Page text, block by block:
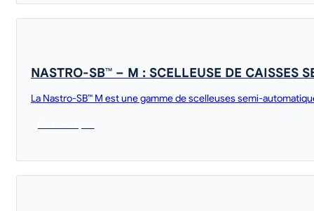
NASTRO-SB™ – M : SCELLEUSE DE CAISSES
La Nastro-SB™ M est une gamme de scelleuses semi-